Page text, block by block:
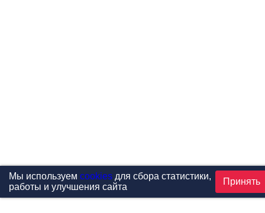
Мы используем cookiesдля сбора статистики,
работы и улучшения сайта
Принять